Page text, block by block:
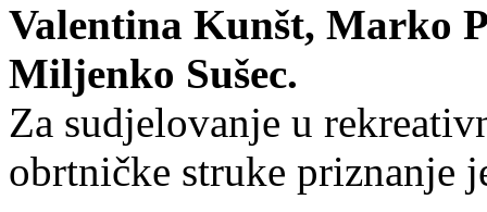
Valentina Kunšt, Marko
Miljenko Sušec.
Za sudjelovanje u
obrtničke struke priznanje